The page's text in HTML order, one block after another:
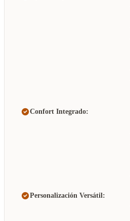
Confort Integrado:
Personalización Versátil: